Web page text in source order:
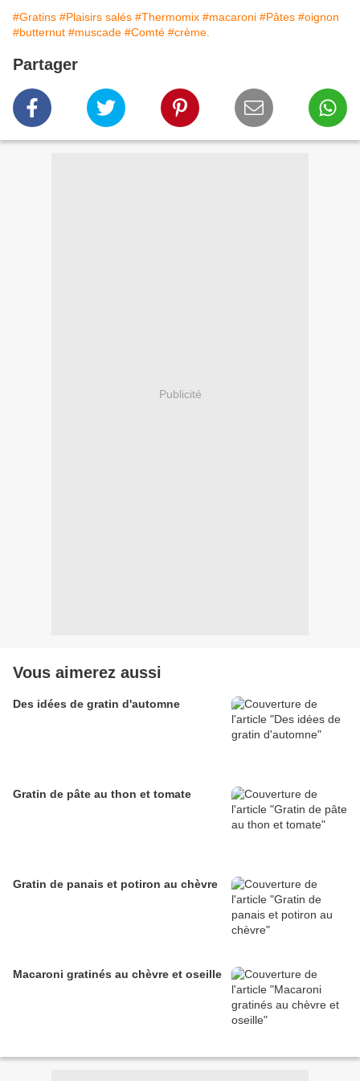
#Gratins #Plaisirs salés #Thermomix #macaroni #Pâtes #oignon
#butternut #muscade #Comté #crème.
Partager
Publicité
Vous aimerez aussi
Des idées de gratin d'automne
Gratin de pâte au thon et tomate
Gratin de panais et potiron au chèvre
Macaroni gratinés au chèvre et oseille